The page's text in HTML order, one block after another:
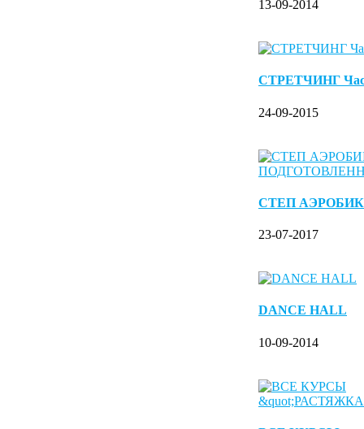
13-09-2014
СТРЕТЧИНГ
24-09-2015
СТЕП
23-07-2017
DANCE HALL
10-09-2014